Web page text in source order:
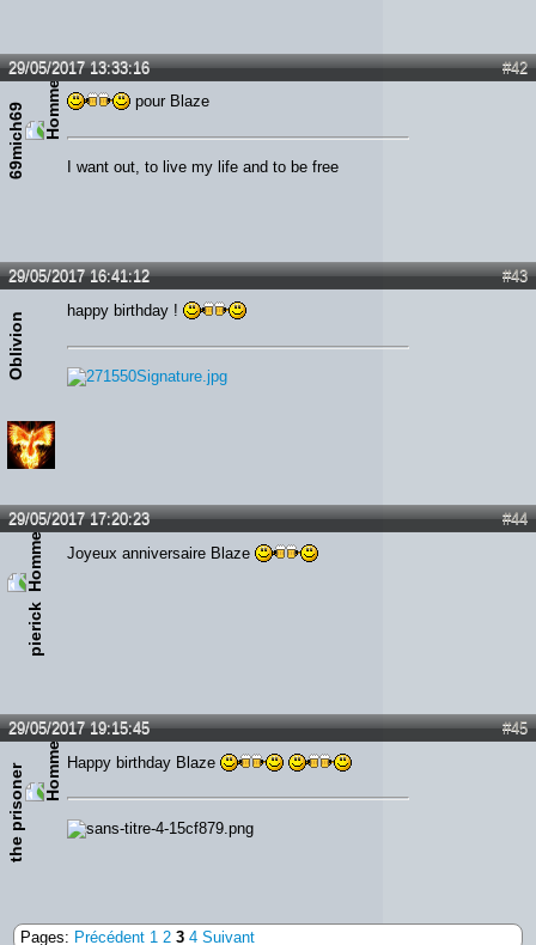
#42
29/05/2017 13:33:16
69mich69
pour Blaze
I want out, to live my life and to be free
#43
29/05/2017 16:41:12
Oblivion
happy birthday !
#44
29/05/2017 17:20:23
pierick
Joyeux anniversaire Blaze
#45
29/05/2017 19:15:45
the prisoner
Happy birthday Blaze
Pages: Précédent 1 2 3 4 Suivant